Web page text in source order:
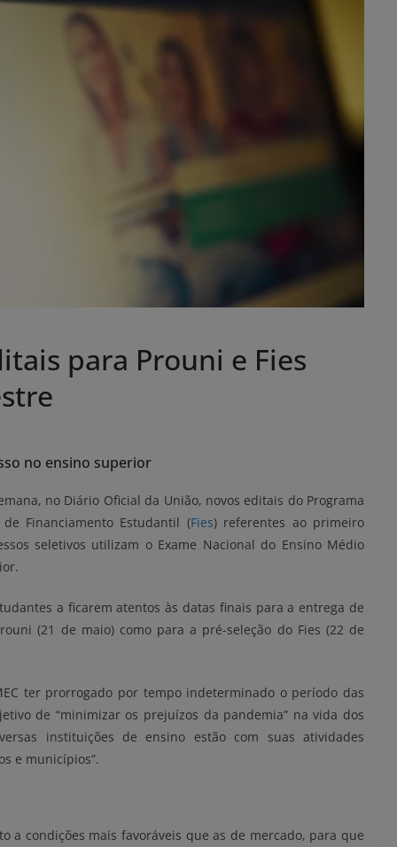
para Prouni e Fies
no ensino superior
no Diário Oficial da União, novos editais do Programa
Financiamento Estudantil (Fies) referentes ao primeiro
seletivos utilizam o Exame Nacional do Ensino Médio
a ficarem atentos às datas finais para a entrega de
(21 de maio) como para a pré-seleção do Fies (22 de
ter prorrogado por tempo indeterminado o período das
de “minimizar os prejuízos da pandemia” na vida dos
instituições de ensino estão com suas atividades
e municípios”.
a condições mais favoráveis que as de mercado, para que